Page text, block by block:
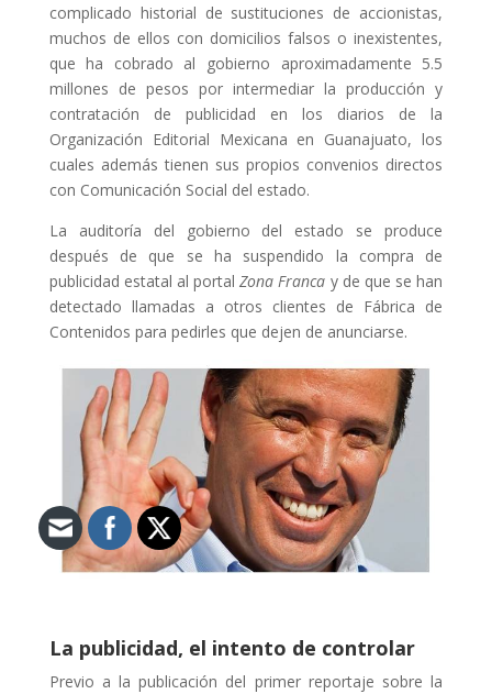
complicado historial de sustituciones de accionistas,
muchos de ellos con domicilios falsos o inexistentes,
que ha cobrado al gobierno aproximadamente 5.5
millones de pesos por intermediar la producción y
contratación de publicidad en los diarios de la
Organización Editorial Mexicana en Guanajuato, los
cuales además tienen sus propios convenios directos
con Comunicación Social del estado.
La auditoría del gobierno del estado se produce
después de que se ha suspendido la compra de
publicidad estatal al portalZona Franca y de que se han
detectado llamadas a otros clientes de Fábrica de
Contenidos para pedirles que dejen de anunciarse.
La publicidad, el intento de controlar
Previo a la publicación del primer reportaje sobre la